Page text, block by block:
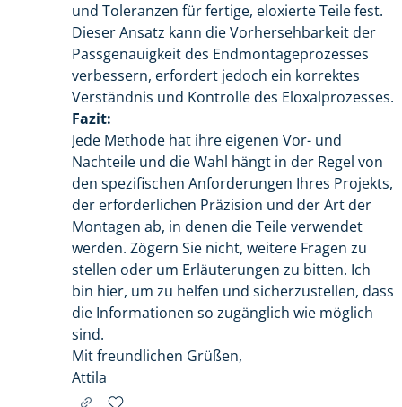
und Toleranzen für fertige, eloxierte Teile fest.
Dieser Ansatz kann die Vorhersehbarkeit der
Passgenauigkeit des Endmontageprozesses
verbessern, erfordert jedoch ein korrektes
Verständnis und Kontrolle des Eloxalprozesses.
Fazit:
Jede Methode hat ihre eigenen Vor- und
Nachteile und die Wahl hängt in der Regel von
den spezifischen Anforderungen Ihres Projekts,
der erforderlichen Präzision und der Art der
Montagen ab, in denen die Teile verwendet
werden. Zögern Sie nicht, weitere Fragen zu
stellen oder um Erläuterungen zu bitten. Ich
bin hier, um zu helfen und sicherzustellen, dass
die Informationen so zugänglich wie möglich
sind.
Mit freundlichen Grüßen,
Attila